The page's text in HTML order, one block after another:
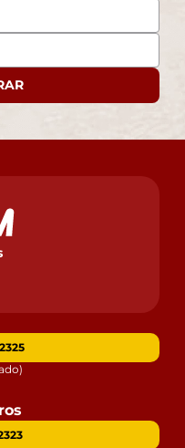
instalações serão
nos
por subir
por guincho em